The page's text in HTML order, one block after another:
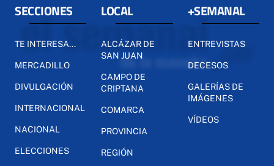
SECCIONES
TE INTERESA...
MERCADILLO
DIVULGACIÓN
INTERNACIONAL
NACIONAL
ELECCIONES
LOCAL
ALCÁZAR DE
SAN JUAN
CAMPO DE
CRIPTANA
COMARCA
PROVINCIA
REGIÓN
+SEMANAL
ENTREVISTAS
DECESOS
GALERÍAS DE
IMÁGENES
VÍDEOS